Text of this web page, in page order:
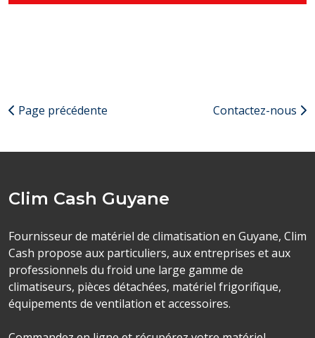
Page précédente Contactez-nous
Clim Cash Guyane
Fournisseur de matériel de climatisation en Guyane, Clim
Cash propose aux particuliers, aux entreprises et aux
professionnels du froid une large gamme de
climatiseurs, pièces détachées, matériel frigorifique,
équipements de ventilation et accessoires.